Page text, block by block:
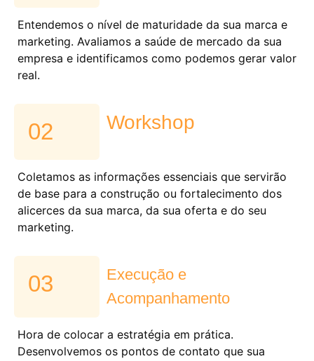
Entendemos o nível de maturidade da sua marca e
marketing. Avaliamos a saúde de mercado da sua
empresa e identificamos como podemos gerar valor
real.
02 Workshop
Coletamos as informações essenciais que servirão
de base para a construção ou fortalecimento dos
alicerces da sua marca, da sua oferta e do seu
marketing.
03
Execução e
Acompanhamento
Hora de colocar a estratégia em prática.
Desenvolvemos os pontos de contato que sua